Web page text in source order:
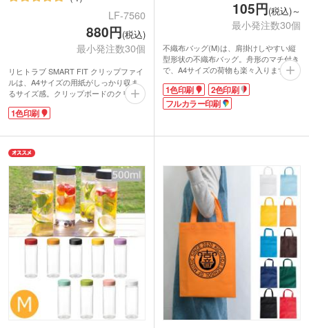
LF-7560
880円(税込)
最小発注数30個
リヒトラブ SMART FIT クリップファイ
ルは、A4サイズの用紙がしっかり収ま
るサイズ感。クリップボードのクリップ
は開いたまま固定でき、用紙を揃えて差
し込みやすいです。内側と裏面にもポケ
を分けて収納することもできます。内側
のポケットは、ふせんやペンなどのこま
ごました物を引っかけられる切れ込み入
り。これ一つあれば、書類も筆記用具も
スマートにまとめて持ち運べますね。
表紙・内面・内ポケット部分に1色で名
入れできます。学校名や企業ロゴを印刷
して、卒業記念品や周年記念品として配
布するのにおすすめです。
1色印刷
105円(税込)～
最小発注数30個
不織布バッグ(M)は、肩掛けしやすい縦
型形状の不織布バッグ。舟形のマチ付き
で、A4サイズの荷物も楽々入ります。ハ
ンドル部分は長めになっているので、肩
掛けしやすく荷物の出し入れも楽ちん!
冊子などの資料が多くなりがちなオープ
カラーは豊富な13色展開。お好きな色を
での印刷も可能なので、ファンクラブの
オリジナルグッズや同人グッズの作成に
もおすすめ。お手頃価格なのも嬉しいポ
イントですね。
1色印刷
2色印刷
フルカラー印刷